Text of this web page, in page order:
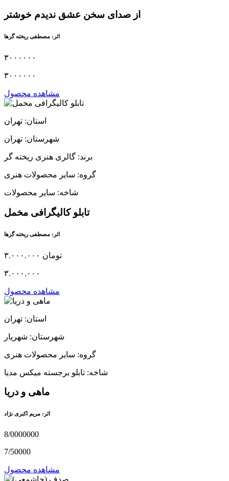
از صدای سخن عشق ندیدم خوشتر
اثر: مصطفی ریخته گرها
۳۰۰۰۰۰۰
۳۰۰۰۰۰۰
مشاهده محصول
استان: تهران
شهرستان: تهران
برند: گالری هنری ریخته گر
گروه: سایر محصولات هنری
شاخه: سایر محصولات
تابلو کالیگرافی مخمل
اثر: مصطفی ریخته گرها
۳.۰۰۰.۰۰۰ تومان
۳.۰۰۰.۰۰۰
مشاهده محصول
استان: تهران
شهرستان: شهریار
گروه: سایر محصولات هنری
شاخه: تابلو برجسته میکس مدیا
ماهی و دریا
اثر: مریم اکبری نژاد
8/0000000
7/50000
مشاهده محصول